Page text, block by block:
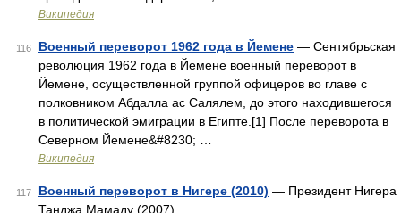
Википедия
116 Военный переворот 1962 года в Йемене — Сентябрьская
революция 1962 года в Йемене военный переворот в
Йемене, осуществленной группой офицеров во главе с
полковником Абдалла ас Салялем, до этого находившегося
в политической эмиграции в Египте.[1] После переворота в
Северном Йемене&#8230; …
Википедия
117 Военный переворот в Нигере (2010) — Президент Нигера
Танджа Мамаду (2007) …